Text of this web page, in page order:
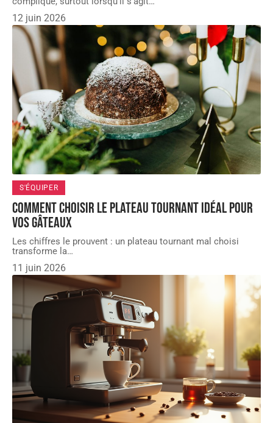
12 juin 2026
S'ÉQUIPER
Comment choisir le plateau tournant idéal pour
vos gâteaux
Les chiffres le prouvent : un plateau tournant mal choisi
transforme la…
11 juin 2026